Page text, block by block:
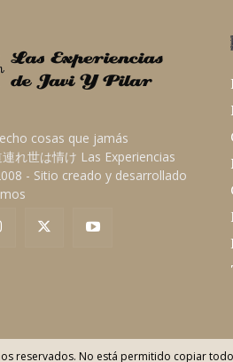
cosas que jamás
れ世は情け Las Experiencias
- Sitio creado y desarrollado
reservados. No está permitido copiar